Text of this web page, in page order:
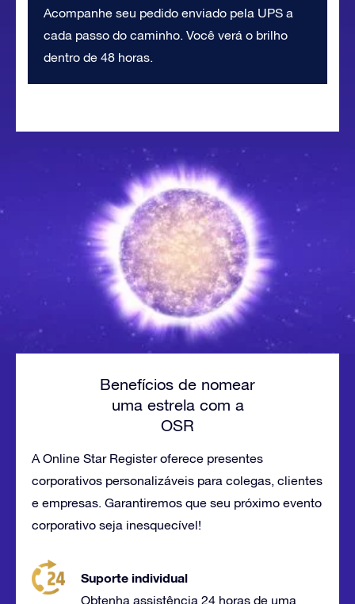
Acompanhe seu pedido enviado pela UPS a
cada passo do caminho. Você verá o brilho
dentro de 48 horas.
Benefícios de nomear
uma estrela com a
OSR
A Online Star Register oferece presentes
corporativos personalizáveis para colegas, clientes
e empresas. Garantiremos que seu próximo evento
corporativo seja inesquecível!
Suporte individual
Obtenha assistência 24 horas de uma